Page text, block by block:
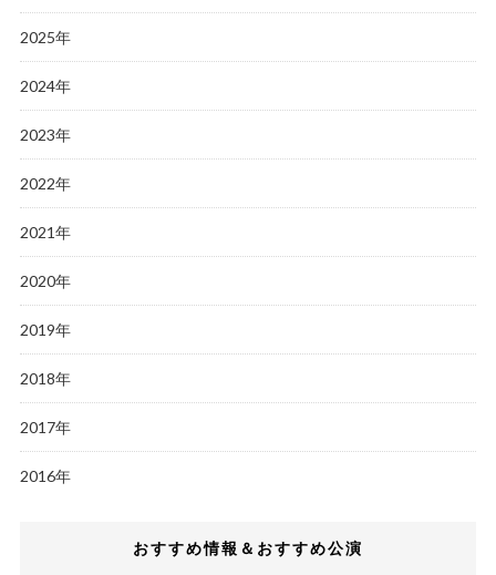
2025年
2024年
2023年
2022年
2021年
2020年
2019年
2018年
2017年
2016年
おすすめ情報＆おすすめ公演